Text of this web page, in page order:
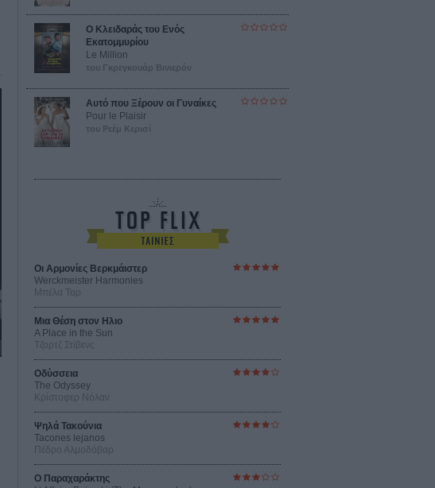
Ο Κλειδαράς του Ενός
Εκατομμυρίου
Le Million
του Γκρεγκουάρ Βινιερόν
Αυτό που Ξέρουν οι Γυναίκες
Pour le Plaisir
του Ρεέμ Κερισί
Οι Αρμονίες Βερκμάιστερ
Werckmeister Harmonies
Μπέλα Ταρ
Μια Θέση στον Ηλιο
A Place in the Sun
Τζορτζ Στίβενς
Οδύσσεια
The Odyssey
Κρίστοφερ Νόλαν
Ψηλά Τακούνια
Tacones lejanos
Πέδρο Αλμοδόβαρ
Ο Παραχαράκτης